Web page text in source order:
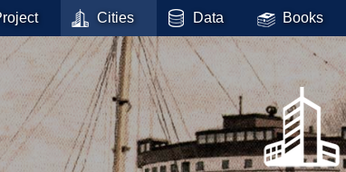
Cities Data Books